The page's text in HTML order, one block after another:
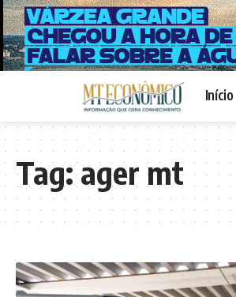
Início
Tag:ager mt